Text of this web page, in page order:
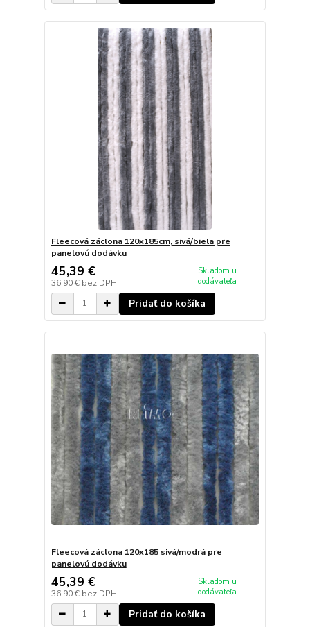
Fleecová záclona 120x185cm, sivá/biela pre
panelovú dodávku
45,39 €
36,90 € bez DPH
Skladom u
dodávateľa
Pridať do košíka
Fleecová záclona 120x185 sivá/modrá pre
panelovú dodávku
45,39 €
36,90 € bez DPH
Skladom u
dodávateľa
Pridať do košíka